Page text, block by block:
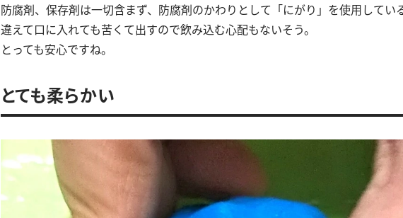
防腐剤、保存剤は一切含まず、防腐剤のかわりとして「にがり」を使用してい
違えて口に入れても苦くて出すので飲み込む心配もないそう。
とっても安心ですね。
とても柔らかい